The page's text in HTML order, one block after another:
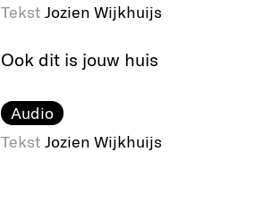
Tekst Jozien Wijkhuijs
Ook dit is jouw huis
Audio
Tekst Jozien Wijkhuijs